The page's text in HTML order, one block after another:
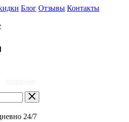
Блог Отзывы Контакты
24/7